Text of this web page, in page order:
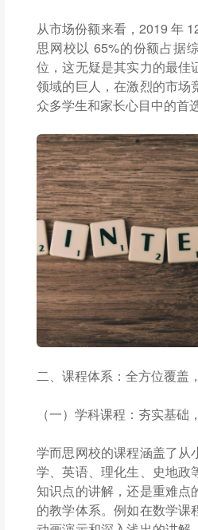
从市场份额来看，2019 年
思网校以 65%的份额占据
位，这无疑是其实力的最佳
领域的巨人，在激烈的市场
众多学生和家长心目中的首
二、课程体系：全方位覆盖
（一）学科课程：夯实基础
学而思网校的课程涵盖了从
学、英语、理化生、史地政
知识点的讲解，还是重难点
的教学体系。例如在数学课